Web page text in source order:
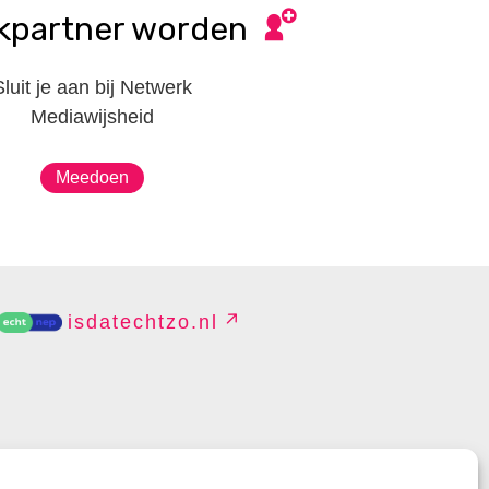
worden
je aan bij Netwerk
Mediawijsheid
Meedoen
isdatechtzo.nl